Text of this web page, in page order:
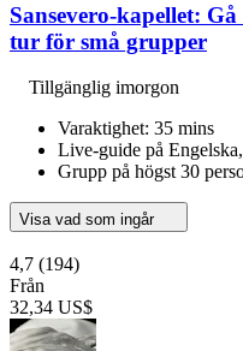
Sansevero-kapellet:
tur för små grupper
Tillgänglig imorgon
Varaktighet: 35 mins
Live-guide på
Grupp på högst 30
Visa vad som ingår
4,7 (194)
Från
32,34 US$